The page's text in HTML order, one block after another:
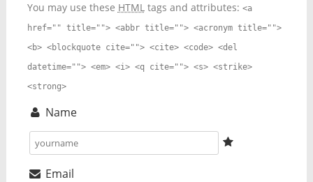
You may use these HTMLtags and attributes: <a
href="" title=""> <abbr title=""> <acronym title="">
<b> <blockquote cite=""> <cite> <code> <del
datetime=""> <em> <i> <q cite=""> <s> <strike>
<strong>
Name
Email